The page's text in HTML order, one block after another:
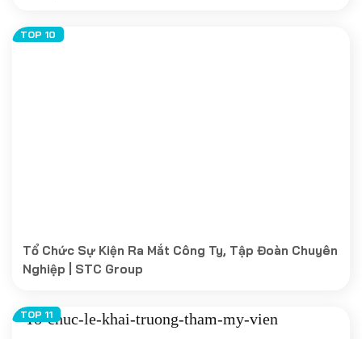
Tổ Chức Sự Kiện Ra Mắt Công Ty, Tập Đoàn Chuyên
Nghiệp | STC Group